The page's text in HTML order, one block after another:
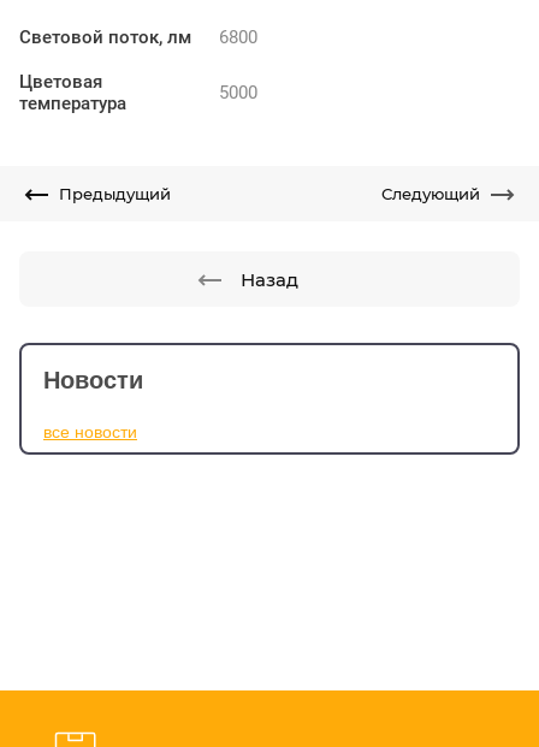
Новости
все новости
Световой поток, лм 6800
Цветовая
температура
5000
Предыдущий Следующий
Назад